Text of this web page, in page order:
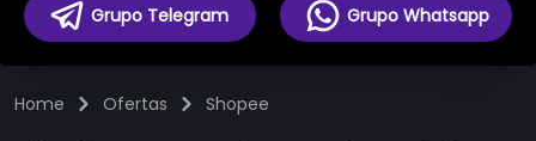
Grupo Telegram Grupo Whatsapp
Home Ofertas Shopee